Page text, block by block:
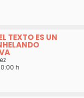
TEXTO ES UN
h